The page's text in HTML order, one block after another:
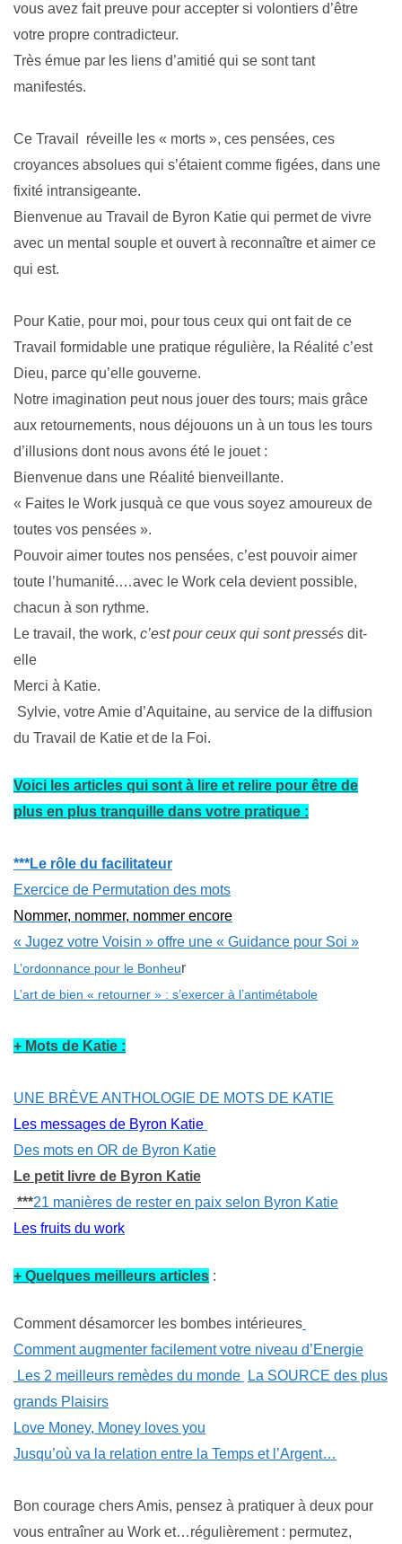
vous avez fait preuve pour accepter si volontiers d’être
votre propre contradicteur.
Très émue par les liens d’amitié qui se sont tant
manifestés.
Ce Travail réveille les « morts », ces pensées, ces
croyances absolues qui s’étaient comme figées, dans une
fixité intransigeante.
Bienvenue au Travail de Byron Katie qui permet de vivre
avec un mental souple et ouvert à reconnaître et aimer ce
qui est.
Pour Katie, pour moi, pour tous ceux qui ont fait de ce
Travail formidable une pratique régulière, la Réalité c’est
Dieu, parce qu’elle gouverne.
Notre imagination peut nous jouer des tours; mais grâce
aux retournements, nous déjouons un à un tous les tours
d’illusions dont nous avons été le jouet :
Bienvenue dans une Réalité bienveillante.
« Faites le Work jusquà ce que vous soyez amoureux de
toutes vos pensées ».
Pouvoir aimer toutes nos pensées, c’est pouvoir aimer
toute l’humanité.…avec le Work cela devient possible,
chacun à son rythme.
Le travail, the work, c’est pour ceux qui sont pressés dit-
elle
Merci à Katie.
Sylvie, votre Amie d’Aquitaine, au service de la diffusion
du Travail de Katie et de la Foi.
Voici les articles qui sont à lire et relire pour être de
plus en plus tranquille dans votre pratique :
***Le rôle du facilitateur
Exercice de Permutation des mots
Nommer, nommer, nommer encore
« Jugez votre Voisin » offre une « Guidance pour Soi »
L’ordonnance pour le Bonheur
L’art de bien « retourner » : s’exercer à l’antimétabole
+ Mots de Katie :
UNE BRÈVE ANTHOLOGIE DE MOTS DE KATIE
Les messages de Byron Katie
Des mots en OR de Byron Katie
Le petit livre de Byron Katie
***21 manières de rester en paix selon Byron Katie
Les fruits du work
+ Quelques meilleurs articles :
Comment désamorcer les bombes intérieures
Comment augmenter facilement votre niveau d’Energie
Les 2 meilleurs remèdes du monde
La SOURCE des plus
grands Plaisirs
Love Money, Money loves you
Jusqu’où va la relation entre la Temps et l’Argent…
Bon courage chers Amis, pensez à pratiquer à deux pour
vous entraîner au Work et…régulièrement : permutez,